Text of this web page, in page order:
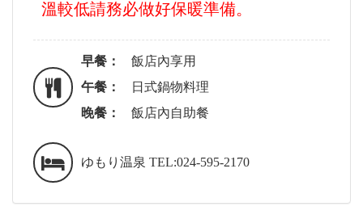
溫較低請務必做好保暖準備。
早餐：
飯店內享用
午餐：
日式鍋物料理
晚餐：
飯店內自助餐
ゆもり温泉 TEL:024-595-2170